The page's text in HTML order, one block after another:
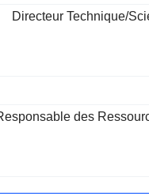
Directeur Technique/
des